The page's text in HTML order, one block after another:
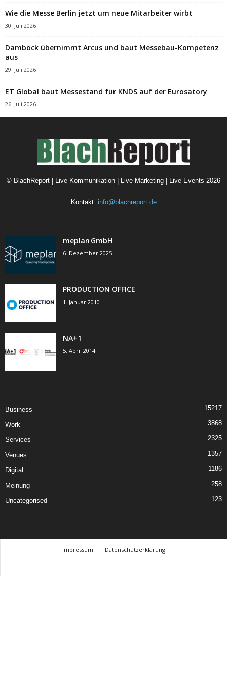
Wie die Messe Berlin jetzt um neue Mitarbeiter wirbt
30. Juli 2026
Damböck übernimmt Arcus und baut Messebau-Kompetenz
aus
29. Juli 2026
ET Global baut Messestand für KNDS auf der Eurosatory
26. Juli 2026
© BlachReport | Live-Kommunikation | Live-Marketing | Live-Events 2026
Kontakt: info@blachreport.de
meplan GmbH
6. Dezember 2025
PRODUCTION OFFICE
1. Januar 2010
NA+1
5. April 2014
Business 15217
Work 3868
Services 2325
Venues 1357
Digital 1186
Meinung 258
Uncategorised 123
Impressum
Datenschutzerklärung